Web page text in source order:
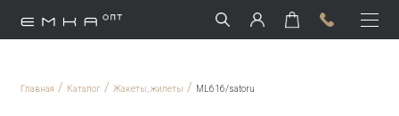
Главная / Каталог / Жакеты, жилеты / ML616/satoru